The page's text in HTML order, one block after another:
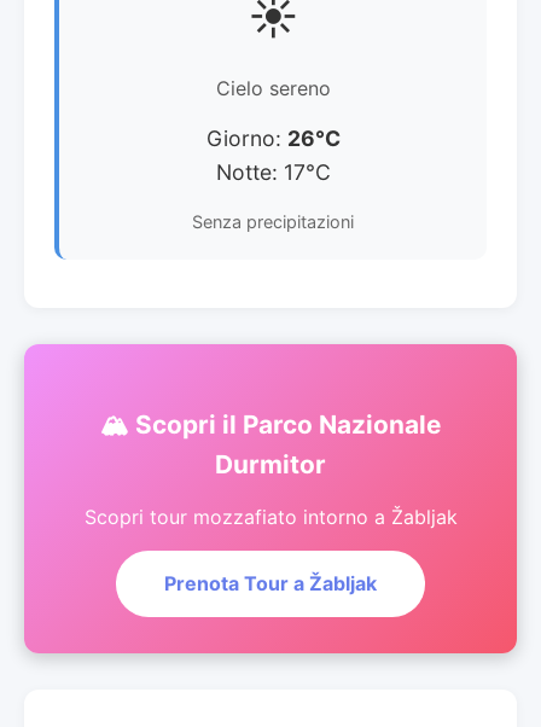
☀️
Cielo sereno
Giorno: 26°C
Notte: 17°C
Senza precipitazioni
🏔️ Scopri il Parco Nazionale
Durmitor
Scopri tour mozzafiato intorno a Žabljak
Prenota Tour a Žabljak